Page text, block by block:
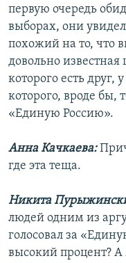
первую очередь
выборах, они
похожий на то, что
довольно
которого есть друг,
которого, вроде бы,
«Единую Россию».
Анна Качкаева:
где эта теща.
Никита
людей одним из
голосовал за
высокий процент?